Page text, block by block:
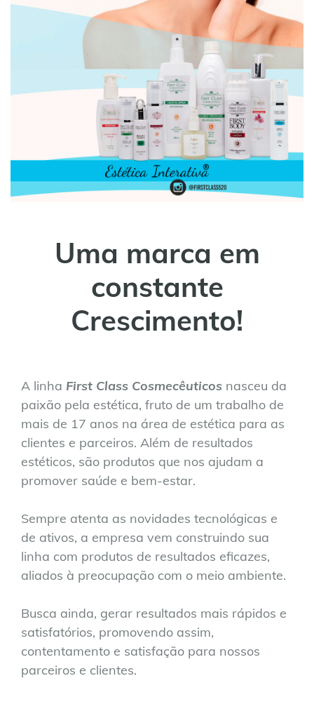
Uma marca em
constante
Crescimento!
A linha First Class Cosmecêuticos nasceu da
paixão pela estética, fruto de um trabalho de
mais de 17 anos na área de estética para as
clientes e parceiros. Além de resultados
estéticos, são produtos que nos ajudam a
promover saúde e bem-estar.
Sempre atenta as novidades tecnológicas e
de ativos, a empresa vem construindo sua
linha com produtos de resultados eficazes,
aliados à preocupação com o meio ambiente.
Busca ainda, gerar resultados mais rápidos e
satisfatórios, promovendo assim,
contentamento e satisfação para nossos
parceiros e clientes.